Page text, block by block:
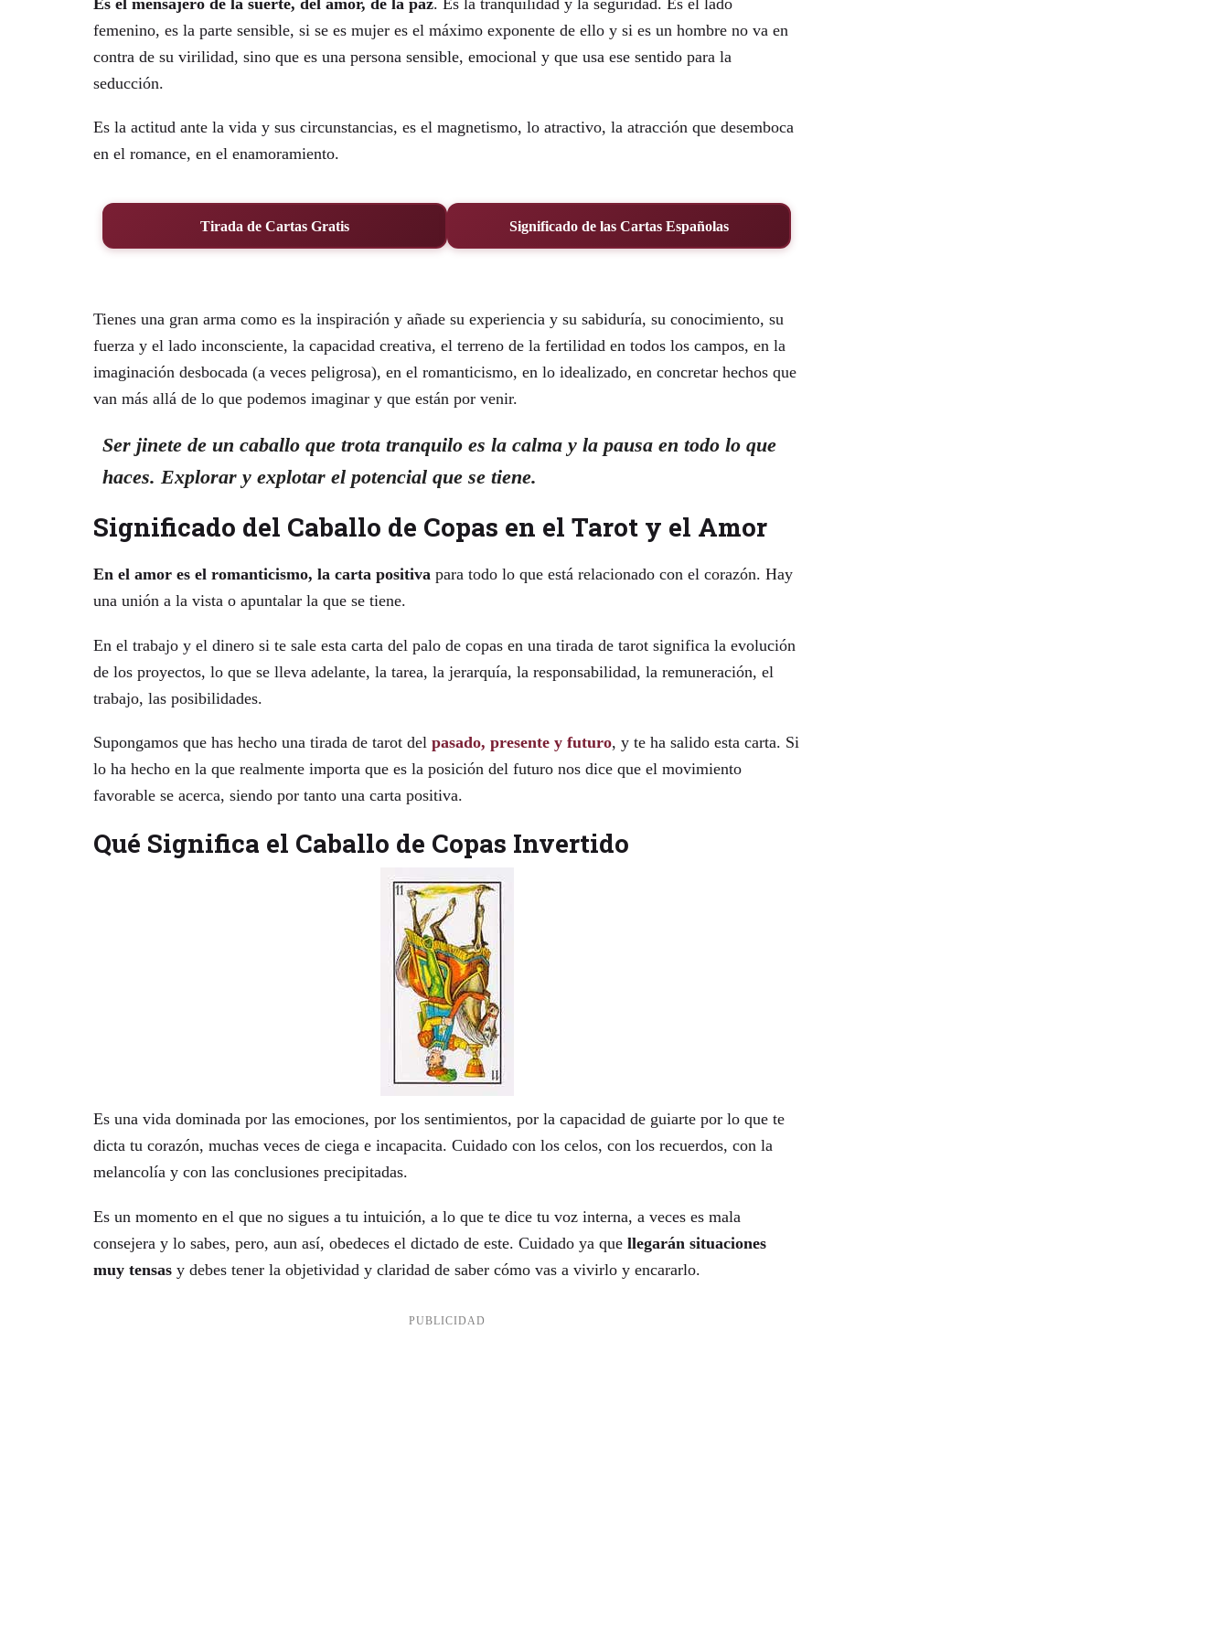
femenino, es la parte sensible, si se es mujer es el máximo exponente de ello y si es un hombre no va en
contra de su virilidad, sino que es una persona sensible, emocional y que usa ese sentido para la
seducción.
Es la actitud ante la vida y sus circunstancias, es el magnetismo, lo atractivo, la atracción que desemboca
en el romance, en el enamoramiento.
Tirada de Cartas Gratis Significado de las Cartas Españolas
Tienes una gran arma como es la inspiración y añade su experiencia y su sabiduría, su conocimiento, su
fuerza y el lado inconsciente, la capacidad creativa, el terreno de la fertilidad en todos los campos, en la
imaginación desbocada (a veces peligrosa), en el romanticismo, en lo idealizado, en concretar hechos que
van más allá de lo que podemos imaginar y que están por venir.
Ser jinete de un caballo que trota tranquilo es la calma y la pausa en todo lo que
haces. Explorar y explotar el potencial que se tiene.
Significado del Caballo de Copas en el Tarot y el Amor
En el amor es el romanticismo, la carta positiva para todo lo que está relacionado con el corazón. Hay
una unión a la vista o apuntalar la que se tiene.
En el trabajo y el dinero si te sale esta carta del palo de copas en una tirada de tarot significa la evolución
de los proyectos, lo que se lleva adelante, la tarea, la jerarquía, la responsabilidad, la remuneración, el
trabajo, las posibilidades.
Supongamos que has hecho una tirada de tarot del pasado, presente y futuro, y te ha salido esta carta. Si
lo ha hecho en la que realmente importa que es la posición del futuro nos dice que el movimiento
favorable se acerca, siendo por tanto una carta positiva.
Qué Significa el Caballo de Copas Invertido
Es una vida dominada por las emociones, por los sentimientos, por la capacidad de guiarte por lo que te
dicta tu corazón, muchas veces de ciega e incapacita. Cuidado con los celos, con los recuerdos, con la
melancolía y con las conclusiones precipitadas.
Es un momento en el que no sigues a tu intuición, a lo que te dice tu voz interna, a veces es mala
consejera y lo sabes, pero, aun así, obedeces el dictado de este. Cuidado ya que llegarán situaciones
muy tensas y debes tener la objetividad y claridad de saber cómo vas a vivirlo y encararlo.